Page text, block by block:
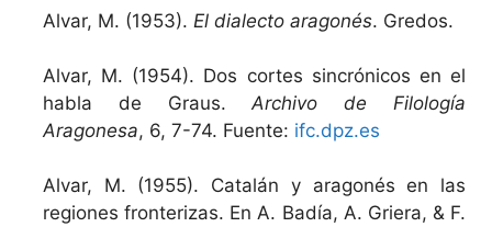
Alvar, M. (1953). El dialecto aragonés. Gredos.
Alvar, M. (1954). Dos cortes sincrónicos en el
habla de Graus.Archivo de Filología
Aragonesa, 6, 7-74. Fuente: ifc.dpz.es
Alvar, M. (1955). Catalán y aragonés en las
regiones fronterizas. En A. Badía, A. Griera, & F.